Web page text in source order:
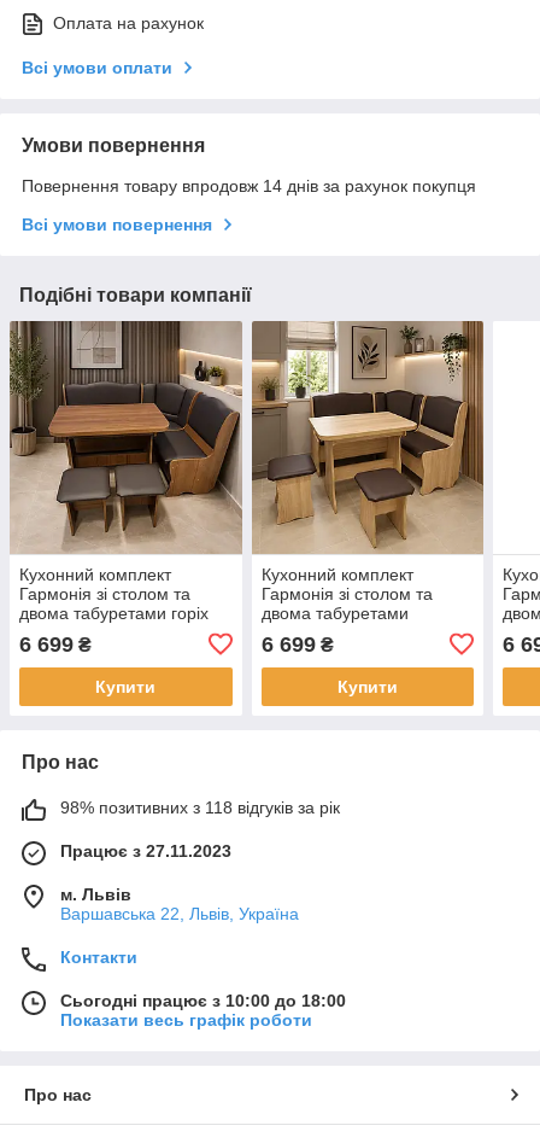
Оплата на рахунок
Всі умови оплати
Умови повернення
Повернення товару впродовж 14 днів за рахунок покупця
Всі умови повернення
Подібні товари компанії
Кухонний комплект
Гармонія зі столом та
двома табуретами горіх
6 699 ₴
Купити
Кухонний комплект
Гармонія зі столом та
двома табуретами
6 699₴
Купити
6
Про нас
98% позитивних з 118 відгуків за рік
Працює з 27.11.2023
м. Львів
Варшавська 22, Львів, Україна
Контакти
Сьогодні працює з 10:00 до 18:00
Показати весь графік роботи
Про нас